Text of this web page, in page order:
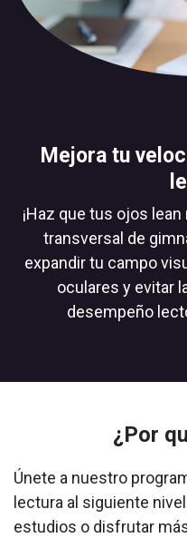
Mejora tu
¡Haz que tus ojos
transversal de
expandir tu campo
oculares y evitar
desempeño
¿Por
Únete a nuestro
lectura al siguiente
estudios o disfrutar